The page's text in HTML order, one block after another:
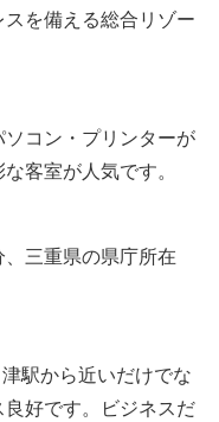
を備える総合リゾー
ソコン・プリンターが
客室が人気です。
三重県の県庁所在
駅から近いだけでな
好です。ビジネスだ